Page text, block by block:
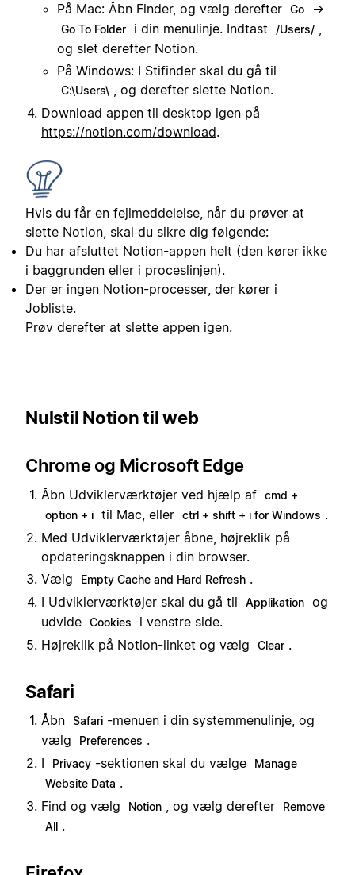
På Mac: Åbn Finder, og vælg derefter Go →
Go To Folder i din menulinje. Indtast /Users/ ,
og slet derefter Notion.
På Windows: I Stifinder skal du gå til
C:\Users\ , og derefter slette Notion.
Download appen til desktop igen på
https://notion.com/download.
Hvis du får en fejlmeddelelse, når du prøver at
slette Notion, skal du sikre dig følgende:
Du har afsluttet Notion-appen helt (den kører ikke
i baggrunden eller i proceslinjen).
Der er ingen Notion-processer, der kører i
Jobliste.
Prøv derefter at slette appen igen.
Nulstil Notion til web
Chrome og Microsoft Edge
Åbn Udviklerværktøjer ved hjælp af cmd +
option + i til Mac, eller ctrl + shift + i for Windows .
Med Udviklerværktøjer åbne, højreklik på
opdateringsknappen i din browser.
Vælg
Empty Cache and Hard Refresh .
I Udviklerværktøjer skal du gå til
Applikation og
udvide Cookies
i venstre side.
Højreklik på Notion-linket og vælg
Clear .
Safari
Åbn Safari -menuen i din systemmenulinje, og
vælg
Preferences .
I
Privacy -sektionen skal du vælge
Manage
Website Data .
Find og vælg
Notion , og vælg derefter
Remove
All .